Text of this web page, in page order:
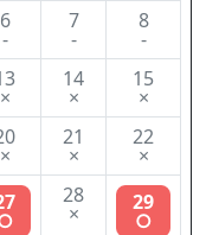
6
-
7
-
8
-
×
14
×
15
×
×
21
×
22
×
28
× 29
○